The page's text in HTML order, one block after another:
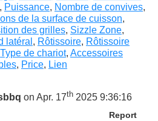
, Puissance, Nombre de convives,
de la surface de cuisson,
des grilles, Sizzle Zone,
latéral , Rôtissoire, Rôtissoire
Type de chariot, Accessoires
, Price, Lien
on Apr. 17th 2025 9:36:16
Report